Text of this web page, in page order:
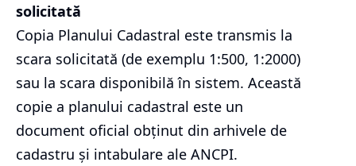
solicitată
Copia Planului Cadastral este transmis la
scara solicitată (de exemplu 1:500, 1:2000)
sau la scara disponibilă în sistem. Această
copie a planului cadastral este un
document oficial obținut din arhivele de
cadastru și intabulare ale ANCPI.